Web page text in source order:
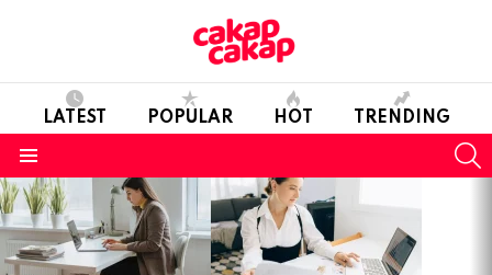
LATEST POPULAR HOT TRENDING
LATEST
STORIES